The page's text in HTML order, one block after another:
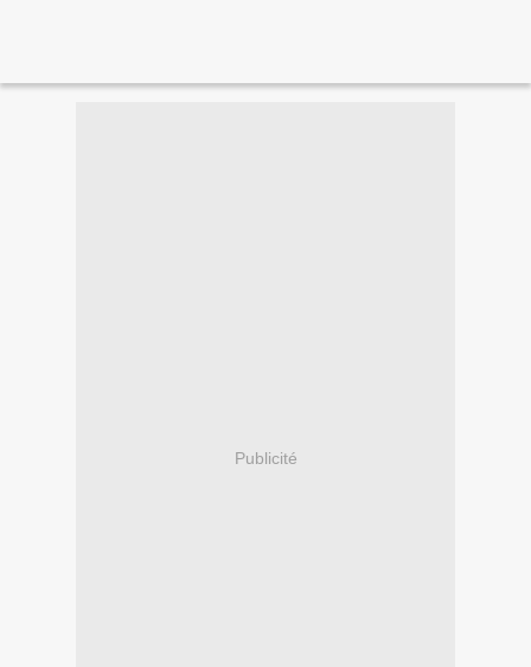
Publicité